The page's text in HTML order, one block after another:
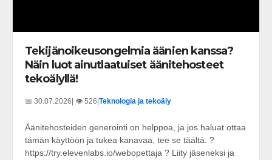
Tekijänoikeusongelmia äänien kanssa?
Näin luot ainutlaatuiset äänitehosteet
tekoälyllä!
📅 30.07.2026 | 👁️ 526 Teknologia ja tekoäly
Äänitehosteiden generointi on helppoa, ja jos haluat ottaa
tämän käyttöön ja tukea kanavaa, tee se täältä: ?
https://try.elevenlabs.io/webopettaja ? Liity jäseneksi ja